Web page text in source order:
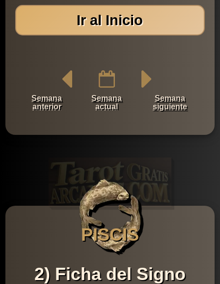
Ir al Inicio
Semana
anterior
Semana
actual
Semana
siguiente
PISCIS
2) Ficha del Signo